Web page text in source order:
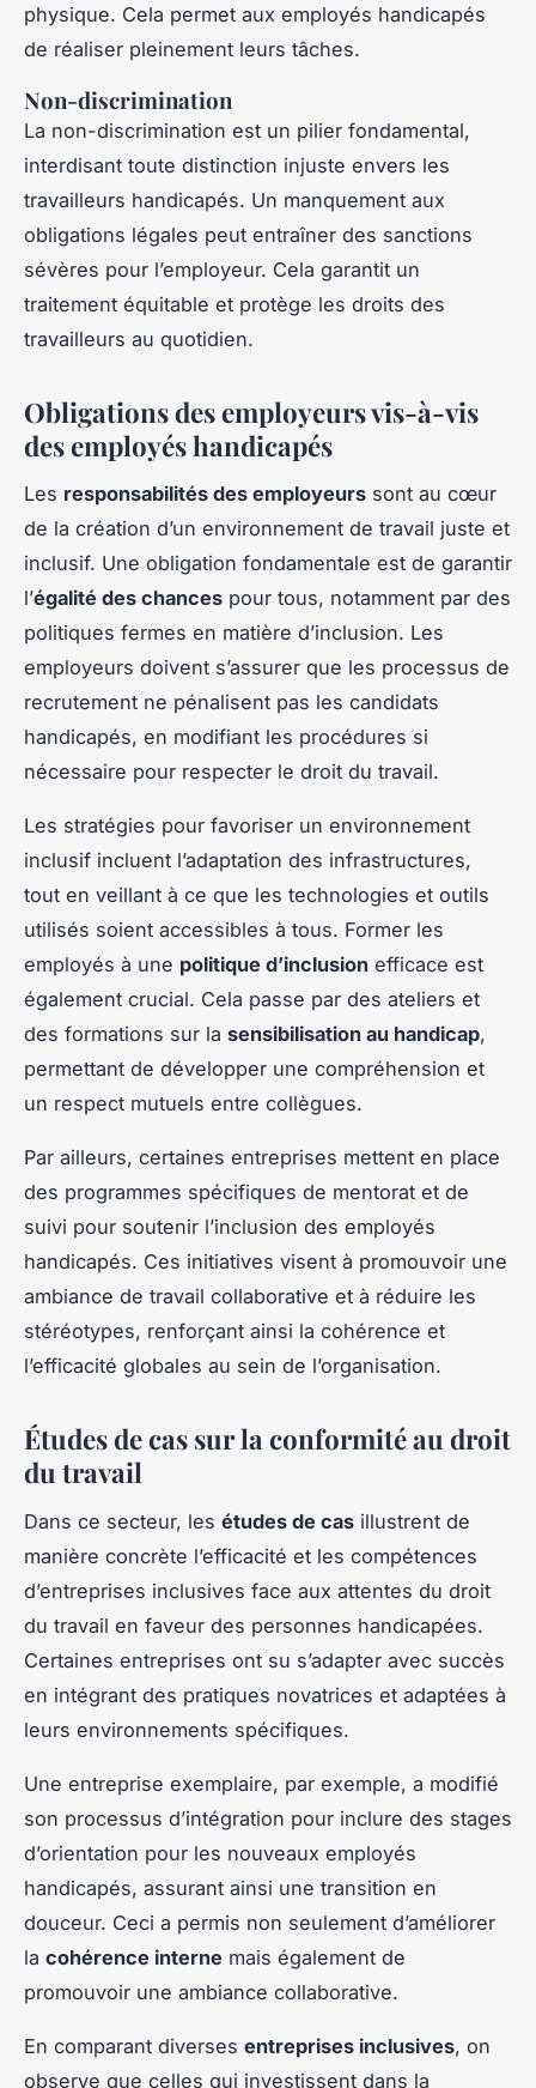
physique. Cela permet aux employés handicapés
de réaliser pleinement leurs tâches.
Non-discrimination
La non-discrimination est un pilier fondamental,
interdisant toute distinction injuste envers les
travailleurs handicapés. Un manquement aux
obligations légales peut entraîner des sanctions
sévères pour l’employeur. Cela garantit un
traitement équitable et protège les droits des
travailleurs au quotidien.
Obligations des employeurs vis-à-vis
des employés handicapés
Les responsabilités des employeurs sont au cœur
de la création d’un environnement de travail juste et
inclusif. Une obligation fondamentale est de garantir
l’égalité des chances pour tous, notamment par des
politiques fermes en matière d’inclusion. Les
employeurs doivent s’assurer que les processus de
recrutement ne pénalisent pas les candidats
handicapés, en modifiant les procédures si
nécessaire pour respecter le droit du travail.
Les stratégies pour favoriser un environnement
inclusif incluent l’adaptation des infrastructures,
tout en veillant à ce que les technologies et outils
utilisés soient accessibles à tous. Former les
employés à une politique d’inclusion efficace est
également crucial. Cela passe par des ateliers et
des formations sur la sensibilisation au handicap,
permettant de développer une compréhension et
un respect mutuels entre collègues.
Par ailleurs, certaines entreprises mettent en place
des programmes spécifiques de mentorat et de
suivi pour soutenir l’inclusion des employés
handicapés. Ces initiatives visent à promouvoir une
ambiance de travail collaborative et à réduire les
stéréotypes, renforçant ainsi la cohérence et
l’efficacité globales au sein de l’organisation.
Études de cas sur la conformité au droit
du travail
Dans ce secteur, les études de cas illustrent de
manière concrète l’efficacité et les compétences
d’entreprises inclusives face aux attentes du droit
du travail en faveur des personnes handicapées.
Certaines entreprises ont su s’adapter avec succès
en intégrant des pratiques novatrices et adaptées à
leurs environnements spécifiques.
Une entreprise exemplaire, par exemple, a modifié
son processus d’intégration pour inclure des stages
d’orientation pour les nouveaux employés
handicapés, assurant ainsi une transition en
douceur. Ceci a permis non seulement d’améliorer
la cohérence interne mais également de
promouvoir une ambiance collaborative.
En comparant diverses entreprises inclusives, on
observe que celles qui investissent dans la